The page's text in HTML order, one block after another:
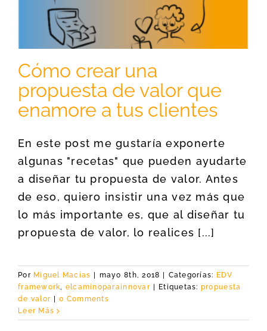
Cómo crear una
propuesta de valor que
enamore a tus clientes
En este post me gustaría exponerte
algunas "recetas" que pueden ayudarte
a diseñar tu propuesta de valor. Antes
de eso, quiero insistir una vez más que
lo más importante es, que al diseñar tu
propuesta de valor, lo realices [...]
Por Miguel Macías | mayo 8th, 2018 | Categorías: EDV
framework
elcaminoparainnovar | Etiquetas: propuesta
de valor | 0 Comments
Leer Más